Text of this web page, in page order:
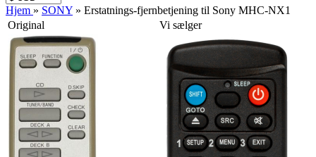
Hjem » SONY » Erstatnings-fjernbetjening til Sony MHC-NX1
Original
Vi sælger